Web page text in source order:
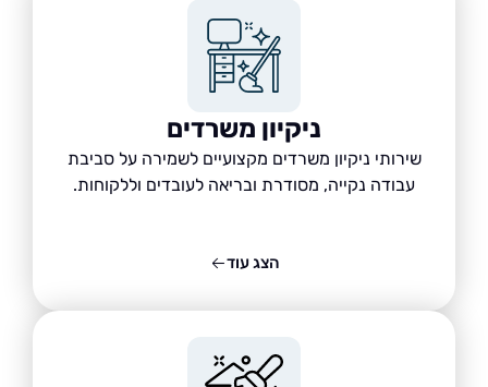
ניקיון משרדים
שירותי ניקיון משרדים מקצועיים לשמירה על סביבת
עבודה נקייה, מסודרת ובריאה לעובדים וללקוחות.